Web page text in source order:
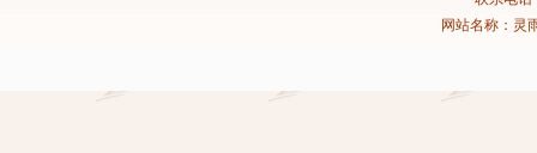
网站名称：灵